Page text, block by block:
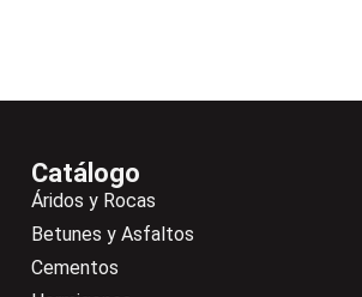
Catálogo
Áridos y Rocas
Betunes y Asfaltos
Cementos